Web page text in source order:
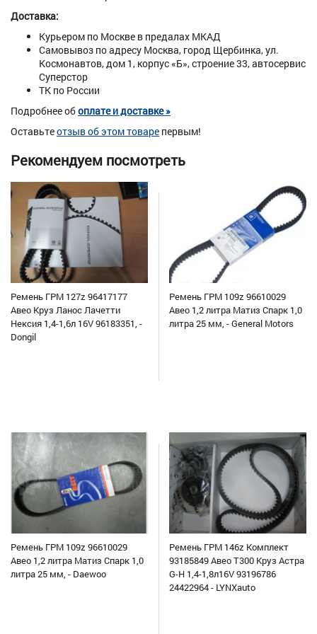
Доставка:
Курьером по Москве в предалах МКАД
Самовывоз по адресу Москва, город Щербинка, ул.
Космонавтов, дом 1, корпус «Б», строение 33, автосервис
Суперстор
ТК по России
Подробнее обоплате и доставке »
Оставьтеотзыв об этом товаре первым!
Рекомендуем посмотреть
Ремень ГРМ 127z 96417177
Авео Круз Ланос Лачетти
Нексия 1,4-1,6л 16V 96183351, -
Dongil
Ремень ГРМ 109z 96610029
Авео 1,2 литра Матиз Спарк 1,0
литра 25 мм, - General Motors
Ремень ГРМ 109z 96610029
Авео 1,2 литра Матиз Спарк 1,0
литра 25 мм, - Daewoo
Ремень ГРМ 146z Комплект
93185849 Авео Т300 Круз Астра
G-H 1,4-1,8л16V 93196786
24422964 - LYNXauto